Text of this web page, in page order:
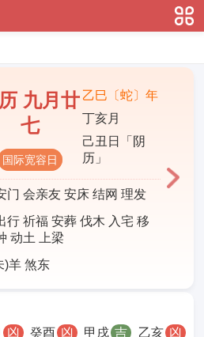
九月廿
七
国际宽容日
乙巳〔蛇〕年
丁亥月
己丑日「阴
历」
门 会亲友 安床 结网 理发
行 祈福 安葬 伐木 入宅 移
动土 上梁
)羊 煞东
凶 癸酉 凶 甲戌 吉 乙亥 凶